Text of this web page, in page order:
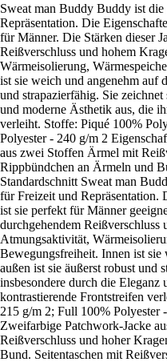
Sweat man Buddy Buddy ist
Repräsentation. Die
für Männer. Die Stärken dieser
Reißverschluss und hohem
Wärmeisolierung,
ist sie weich und angenehm auf
und strapazierfähig. Sie
und moderne Ästhetik aus, die
verleiht. Stoffe: Piqué 100%
Polyester - 240 g/m 2
aus zwei Stoffen Ärmel mit
Rippbündchen an Ärmeln und
Standardschnitt Sweat man
für Freizeit und Repräsentation.
ist sie perfekt für Männer
durchgehendem Reißverschluss
Atmungsaktivität,
Bewegungsfreiheit. Innen ist sie
außen ist sie äußerst robust und
insbesondere durch die
kontrastierende Frontstreifen
215 g/m 2; Full 100% Polyester
Zweifarbige Patchwork-Jacke
Reißverschluss und hoher
Bund. Seitentaschen mit